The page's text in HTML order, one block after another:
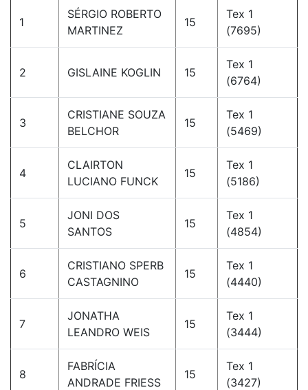
1
SÉRGIO ROBERTO
MARTINEZ
15
Tex 1
(7695)
2 GISLAINE KOGLIN 15
Tex 1
(6764)
3
CRISTIANE SOUZA
BELCHOR
15
Tex 1
(5469)
4
CLAIRTON
LUCIANO FUNCK
15
Tex 1
(5186)
5
JONI DOS
SANTOS
15
Tex 1
(4854)
6
CRISTIANO SPERB
CASTAGNINO
15
Tex 1
(4440)
7
JONATHA
LEANDRO WEIS
15
Tex 1
(3444)
8
FABRÍCIA
ANDRADE FRIESS
15
Tex 1
(3427)